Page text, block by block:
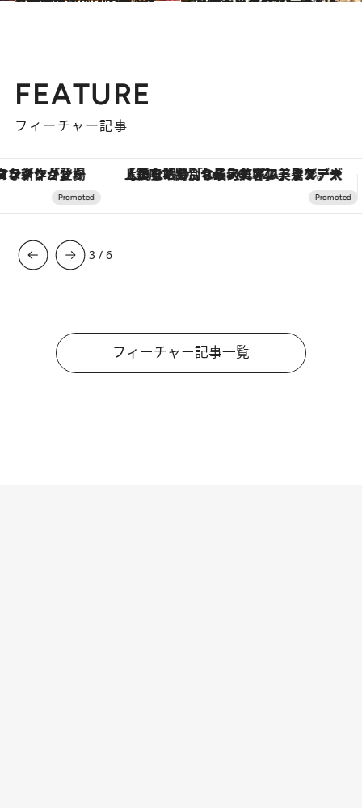
FEATURE
フィーチャー記事
【銀座で出合う最旬美容】美髪ケアや上質な眠り…セルフケアのアップデートから、特別な名入れギフトまで。大人のための「ReFa GINZA」クルーズ
3 /6
フィーチャー記事一覧